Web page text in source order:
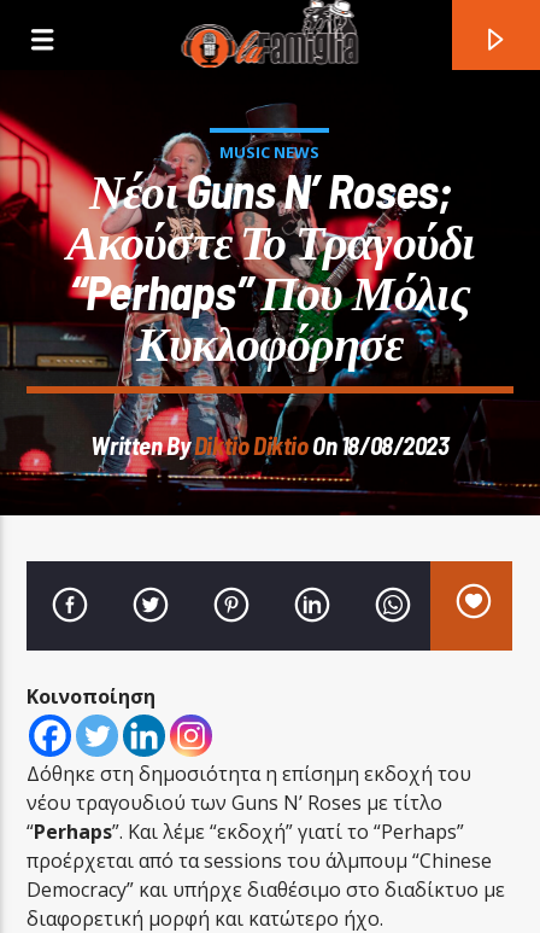
Current Track
Artist
LA FAMIGLIA RADIO
LA FAMIGLIA ΝΗΣΙΩΤΙΚΑ
MUSIC NEWS
Νέοι Guns N’ Roses;
Ακούστε Το Τραγούδι
“Perhaps” Που Μόλις
Κυκλοφόρησε
Written ByDiktio DiktioOn 18/08/2023
Κοινοποίηση
Δόθηκε στη δημοσιότητα η επίσημη εκδοχή του
νέου τραγουδιού των Guns N’ Roses με τίτλο
“Perhaps”. Και λέμε “εκδοχή” γιατί το “Perhaps”
προέρχεται από τα sessions του άλμπουμ “Chinese
Democracy” και υπήρχε διαθέσιμο στο διαδίκτυο με
διαφορετική μορφή και κατώτερο ήχο.